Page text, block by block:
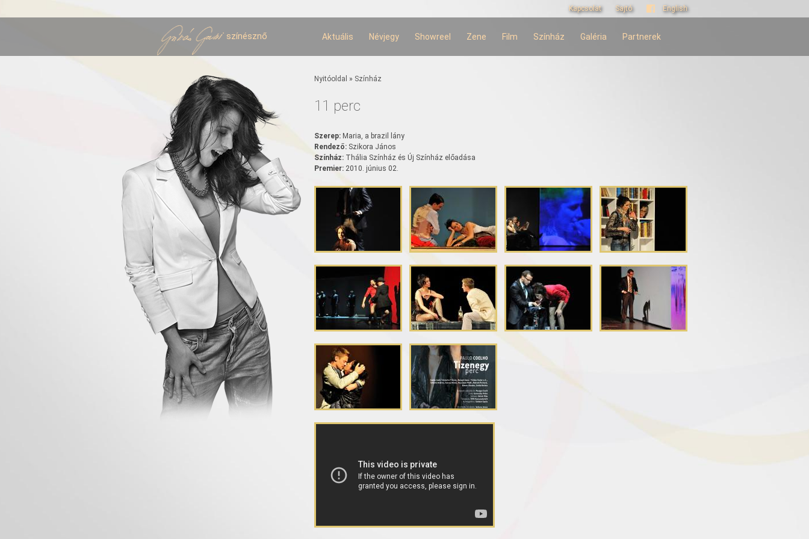
tartalomra
Kapcsolat Sajtó English
színésznő Aktuális Névjegy Showreel Zene Film Színház Galéria Partnerek
Jelenlegi hely
Nyitóoldal » Színház
11 perc
Szerep: Maria, a brazil lány
Rendező: Szikora János
Színház: Thália Színház és Új Színház előadása
Premier: 2010. június 02.